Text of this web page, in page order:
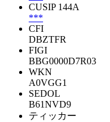
CUSIP 144A
***
CFI
DBZTFR
FIGI
BBG0000D7R03
WKN
A0VGG1
SEDOL
B61NVD9
ティッカー